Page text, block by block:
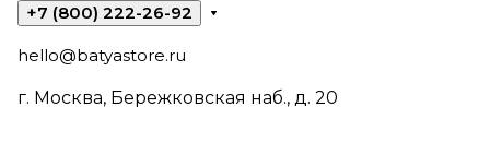
+7 (800) 222-26-92
hello@batyastore.ru
г. Москва, Бережковская наб., д. 20